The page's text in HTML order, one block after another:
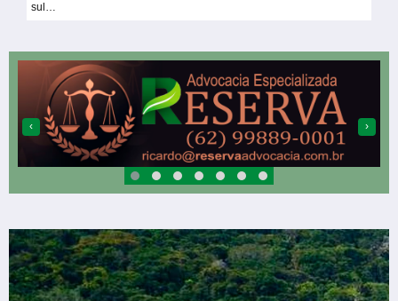
sul…